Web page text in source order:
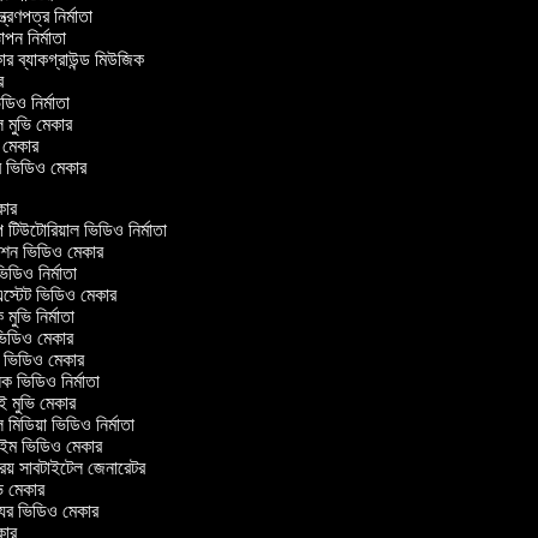
নির্মাতা
নির্মাতা
ব্যাকগ্রাউন্ড মিউজিক
নির্মাতা
মুভি মেকার
মেকার
ভিডিও মেকার
ভিডিও নির্মাতা
ভিডিও মেকার
নির্মাতা
ভিডিও মেকার
নির্মাতা
মেকার
মেকার
ভিডিও নির্মাতা
মেকার
ভিডিও নির্মাতা
ভিডিও মেকার
সাবটাইটেল জেনারেটর
ভিডিও মেকার